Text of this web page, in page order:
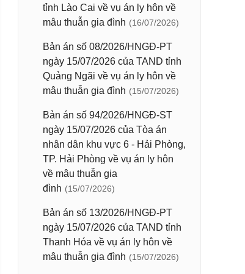
tỉnh Lào Cai về vụ án ly hôn về
mâu thuẫn gia đình (16/07/2026)
Bản án số 08/2026/HNGĐ-PT
ngày 15/07/2026 của TAND tỉnh
Quảng Ngãi về vụ án ly hôn về
mâu thuẫn gia đình (15/07/2026)
Bản án số 94/2026/HNGĐ-ST
ngày 15/07/2026 của Tòa án
nhân dân khu vực 6 - Hải Phòng,
TP. Hải Phòng về vụ án ly hôn
về mâu thuẫn gia
đình (15/07/2026)
Bản án số 13/2026/HNGĐ-PT
ngày 15/07/2026 của TAND tỉnh
Thanh Hóa về vụ án ly hôn về
mâu thuẫn gia đình (15/07/2026)